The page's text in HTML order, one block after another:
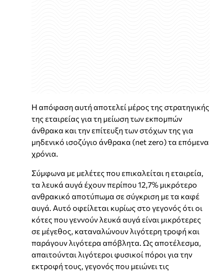
Η απόφαση αυτή αποτελεί μέρος της στρατηγικής
της εταιρείας για τη μείωση των εκπομπών
άνθρακα και την επίτευξη των στόχων της για
μηδενικό ισοζύγιο άνθρακα (net zero) τα επόμενα
χρόνια.
Σύμφωνα με μελέτες που επικαλείται η εταιρεία,
τα λευκά αυγά έχουν περίπου 12,7% μικρότερο
ανθρακικό αποτύπωμα σε σύγκριση με τα καφέ
αυγά. Αυτό οφείλεται κυρίως στο γεγονός ότι οι
κότες που γεννούν λευκά αυγά είναι μικρότερες
σε μέγεθος, καταναλώνουν λιγότερη τροφή και
παράγουν λιγότερα απόβλητα. Ως αποτέλεσμα,
απαιτούνται λιγότεροι φυσικοί πόροι για την
εκτροφή τους, γεγονός που μειώνει τις